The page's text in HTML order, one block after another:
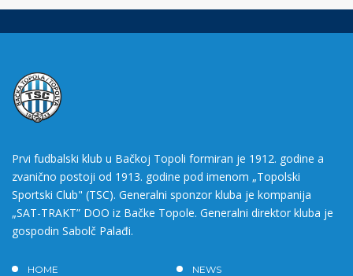
Prvi fudbalski klub u Bačkoj Topoli formiran je 1912. godine a
zvanično postoji od 1913. godine pod imenom „Topolski
Sportski Club" (TSC). Generalni sponzor kluba je kompanija
„SAT-TRAKT” DOO iz Bačke Topole. Generalni direktor kluba je
gospodin Sabolč Palađi.
HOME
NEWS